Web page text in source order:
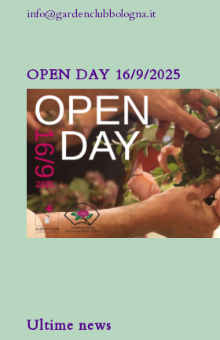
info@gardenclubbologna.it
OPEN DAY 16/9/2025
Ultime news